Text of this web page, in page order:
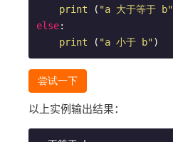
print ( "a 大于等于 b"
else:
print ( "a 小于 b")
尝试一下
以上实例输出结果：